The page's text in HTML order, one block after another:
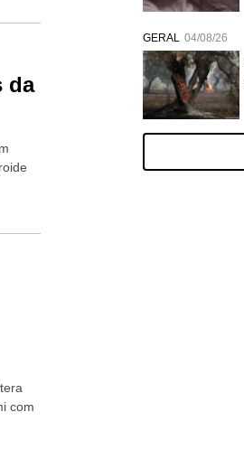
da
com
GERAL 04/08/26